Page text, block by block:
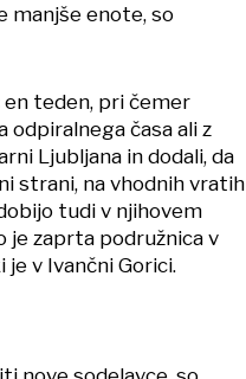
manjše enote, so
en teden, pri čemer
časa ali z
Ljubljana in dodali, da
strani, na vhodnih vratih
tudi v njihovem
je zaprta podružnica v
v Ivančni Gorici.